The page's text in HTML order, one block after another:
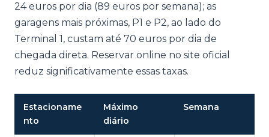
24 euros por dia (89 euros por semana); as
garagens mais próximas, P1 e P2, ao lado do
Terminal 1, custam até 70 euros por dia de
chegada direta. Reservar online no site oficial
reduz significativamente essas taxas.
Estacioname
nto
Máximo
diário
Semana